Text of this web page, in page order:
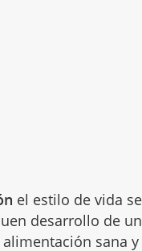
el estilo de vida
desarrollo de
alimentación sana